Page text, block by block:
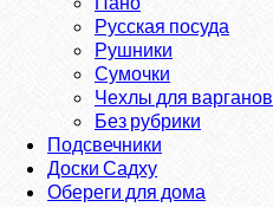
Русская посуда
Рушники
Сумочки
Чехлы для варганов
Без рубрики
Подсвечники
Доски Садху
Обереги для дома